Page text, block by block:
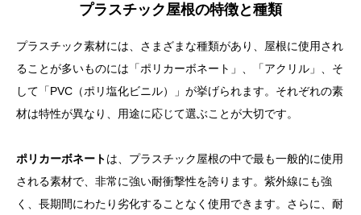
プラスチック屋根の特徴と種類
プラスチック素材には、さまざまな種類があり、屋根に使用され
ることが多いものには「ポリカーボネート」、「アクリル」、そ
して「PVC（ポリ塩化ビニル）」が挙げられます。それぞれの素
材は特性が異なり、用途に応じて選ぶことが大切です。
ポリカーボネートは、プラスチック屋根の中で最も一般的に使用
される素材で、非常に強い耐衝撃性を誇ります。紫外線にも強
く、長期間にわたり劣化することなく使用できます。さらに、耐